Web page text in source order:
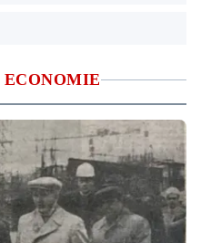
ECONOMIE